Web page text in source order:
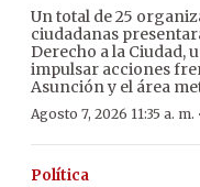
Un total de 25
ciudadanas
Derecho a la Ciudad,
impulsar acciones
Asunción y el área
Agosto 7, 2026 11:35 a. m. ·
Política